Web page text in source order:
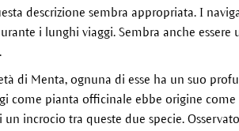
descrizione sembra appropriata. I
i lunghi viaggi. Sembra anche
di Menta, ognuna di esse ha un suo
come pianta officinale ebbe origine
incrocio tra queste due specie.